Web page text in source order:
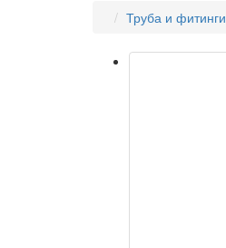
Труба и фитинги